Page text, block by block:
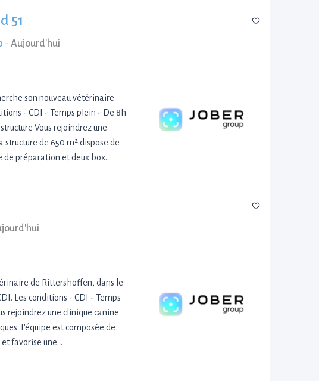
51
- Aujourd'hui
son nouveau vétérinaire
- CDI - Temps plein - De 8h
Vous rejoindrez une
de 650 m² dispose de
de préparation et deux box…
de Rittershoffen, dans le
Les conditions - CDI - Temps
rejoindrez une clinique canine
L'équipe est composée de
favorise une…